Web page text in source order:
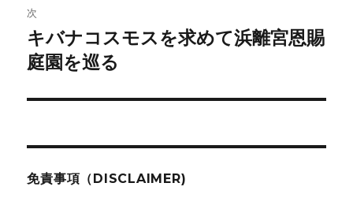
ゲ
ー
シ
ン
次
次
の
稿:
キバナコスモスを求めて浜離宮恩賜
庭園を巡る
免責事項（DISCLAIMER)